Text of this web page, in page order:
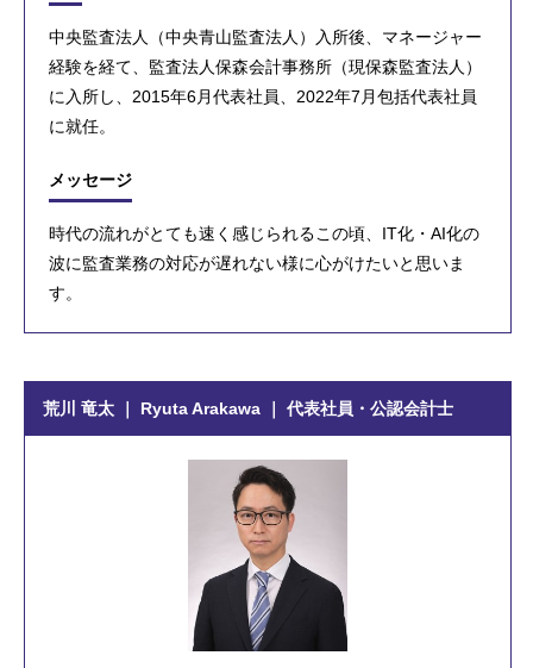
中央監査法人（中央青山監査法人）入所後、マネージャー
経験を経て、監査法人保森会計事務所（現保森監査法人）
に入所し、2015年6月代表社員、2022年7月包括代表社員
に就任。
メッセージ
時代の流れがとても速く感じられるこの頃、IT化・AI化の
波に監査業務の対応が遅れない様に心がけたいと思いま
す。
荒川 竜太 ｜ Ryuta Arakawa ｜ 代表社員・公認会計士